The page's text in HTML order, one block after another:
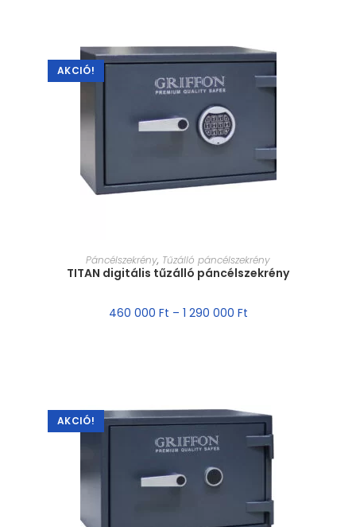
AKCIÓ!
MÉRET VÁLASZTÁSA
Páncélszekrény, Tűzálló páncélszekrény
TITAN digitális tűzálló páncélszekrény
460 000 Ft – 1 290 000 Ft
AKCIÓ!